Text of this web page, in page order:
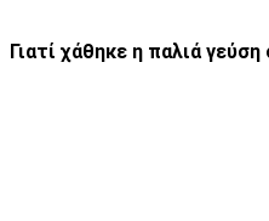
Γιατί χάθηκε η παλιά